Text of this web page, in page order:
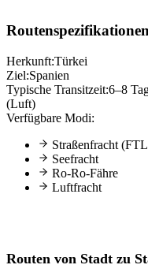
Herkunft:Türkei
Ziel:Spanien
Typische Transitzeit:6–8
(Luft)
Verfügbare Modi:
Straßenfracht
Seefracht
Ro-Ro-Fähre
Luftfracht
Routen von Stadt zu